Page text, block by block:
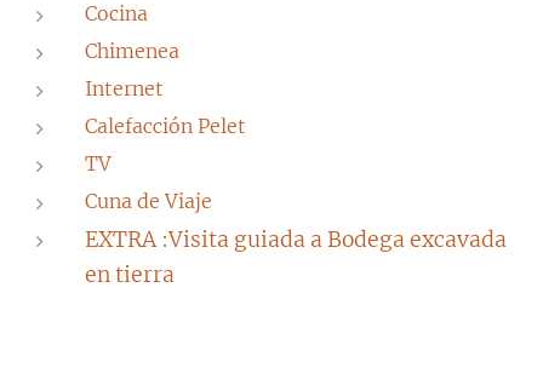
Cocina
Chimenea
Internet
Calefacción Pelet
TV
Cuna de Viaje
EXTRA :Visita guiada a Bodega excavada
en tierra